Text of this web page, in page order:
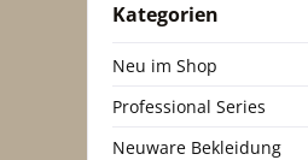
Kategorien
Neu im Shop
Professional Series
Neuware Bekleidung